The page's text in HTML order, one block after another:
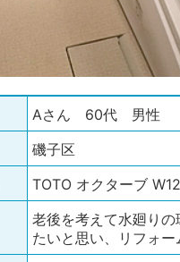
Aさん 60代 男性
磯子区
TOTO オクターブ
老後を考えて水廻りの
たいと思い、リフォー